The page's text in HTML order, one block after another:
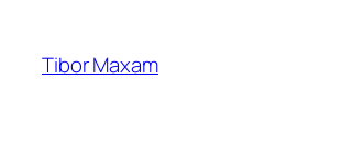
springen
Tibor Maxam